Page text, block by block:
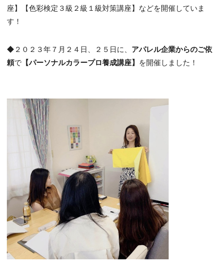
座】【色彩検定３級２級１級対策講座】などを開催していま
す！
◆２０２３年７月２４日、２５日に、 アパレル企業からのご依
頼で【パーソナルカラープロ養成講座】 を開催しました！